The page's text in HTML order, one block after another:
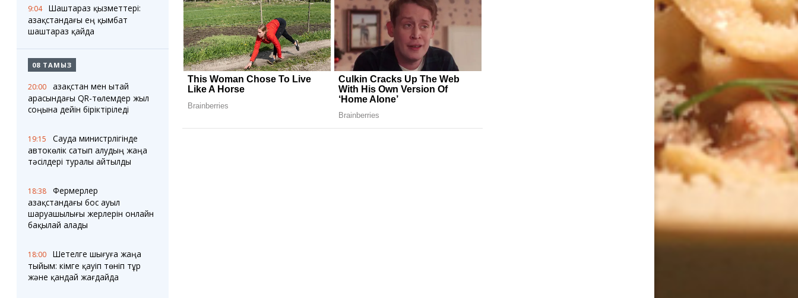
9:04
Шаштараз қызметтері:
Қазақстандағы ең қымбат
шаштараз қайда
08 ТАМЫЗ
20:00
Қазақстан мен Қытай
арасындағы QR-төлемдер жыл
соңына дейін біріктіріледі
19:15
Сауда министрлігінде
автокөлік сатып алудың жаңа
тәсілдері туралы айтылды
18:38
Фермерлер
Қазақстандағы бос ауыл
шаруашылығы жерлерін онлайн
бақылай алады
18:00
Шетелге шығуға жаңа
тыйым: кімге қауіп төніп тұр
және қандай жағдайда